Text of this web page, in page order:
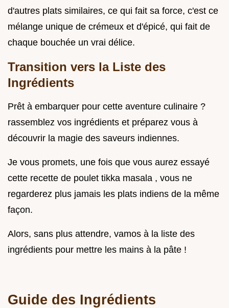
d'autres plats similaires, ce qui fait sa force, c'est ce
mélange unique de crémeux et d'épicé, qui fait de
chaque bouchée un vrai délice.
Transition vers la Liste des
Ingrédients
Prêt à embarquer pour cette aventure culinaire ?
rassemblez vos ingrédients et préparez vous à
découvrir la magie des saveurs indiennes.
Je vous promets, une fois que vous aurez essayé
cette recette de poulet tikka masala , vous ne
regarderez plus jamais les plats indiens de la même
façon.
Alors, sans plus attendre, vamos à la liste des
ingrédients pour mettre les mains à la pâte !
Guide des Ingrédients